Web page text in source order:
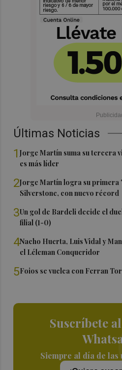
Últimas Noticias
1Jorge Martín suma su tercera
es más líder
2Jorge Martín logra su primera
Silverstone, con nuevo récord
3Un gol de Bardeli decide el
filial (1-0)
4Nacho Huerta, Luis Vidal y
el Léleman Conqueridor
5Foios se vuelca con Ferran
Suscríbete
Siempre al día de